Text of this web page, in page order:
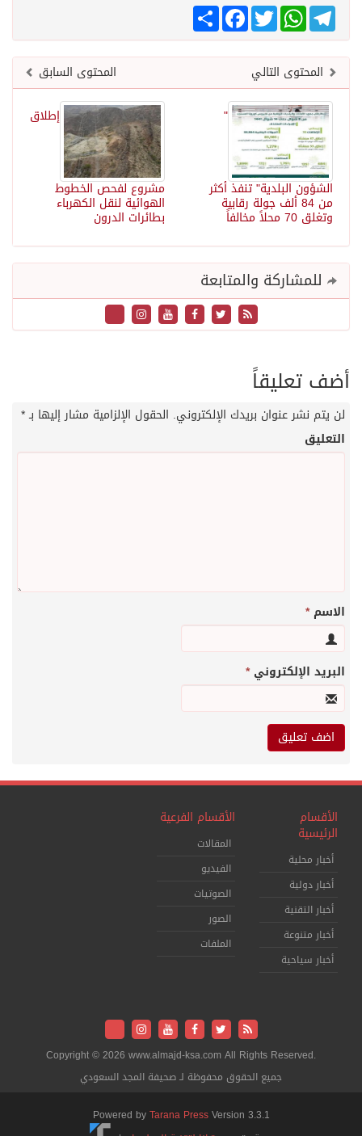
انشر
FacebookTwitter
WhatsAppTelegram
المحتوى السابق
المحتوى التالي
إطلاق
مشروع لفحص الخطوط
الهوائية لنقل الكهرباء
بطائرات الدرون
"
الشؤون البلدية" تنفذ أكثر
من 84 ألف جولة رقابية
وتغلق 70 محلاً مخالفاً
للمشاركة والمتابعة
أضف تعليقاً
لن يتم نشر عنوان بريدك الإلكتروني. الحقول الإلزامية مشار إليها بـ*
التعليق
الاسم*
البريد الإلكتروني*
الأقسام
الرئيسية
أخبار محلية
أخبار دولية
أخبار التقنية
أخبار متنوعة
أخبار سياحية
الأقسام الفرعية
المقالات
الفيديو
الصوتيات
الصور
الملفات
Copyright © 2026 www.almajd-ksa.com All Rights Reserved.
جميع الحقوق محفوظة لـ صحيفة المجد السعودي
Powered byTarana PressVersion 3.3.1